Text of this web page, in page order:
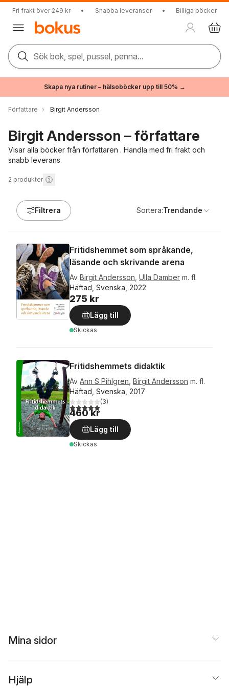
Fri frakt över 249 kr • Snabba leveranser • Billiga böcker
Sök bok, spel, pussel, penna...
Skapa nya rutiner – hälsoböcker upp till 50% →
Författare Birgit Andersson
Birgit Andersson – författare
Visar alla böcker från författaren . Handla med fri frakt och
snabb leverans.
2 produkter
Filtrera Sortera:Trendande
Fritidshemmet som språkande,
läsande och skrivande arena
Av Birgit Andersson Ulla Damber m. fl.
Häftad, Svenska, 2022
275 kr
Lägg till
Skickas
Fritidshemmets didaktik
Av Ann S Pihlgren Birgit Andersson m. fl.
Häftad, Svenska, 2017
5,0utav 5 stjärnor. Totalt antal röster:
(3)
460 kr
Lägg till
Skickas
Mina sidor
Hjälp